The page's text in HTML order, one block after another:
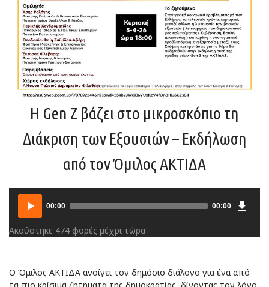
Η Gen Z βάζει στο μικροσκόπιο τη
Διάκριση των Εξουσιών – Εκδήλωση
από τον Όμιλος ΑΚΤΙΔΑ
Audio
Player
00:00 00:00
Ακούστηκε 474 φορές μέχρι τώρα
Ο Όμιλος ΑΚΤΙΔΑ ανοίγει τον δημόσιο διάλογο για ένα από